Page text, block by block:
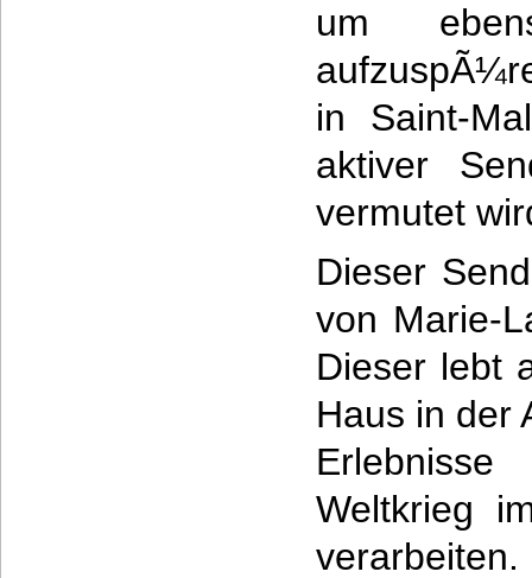
um
in Saint-
aktiver
vermutet
Dieser
von Marie-
Dieser lebt
Haus in der
Weltkrieg